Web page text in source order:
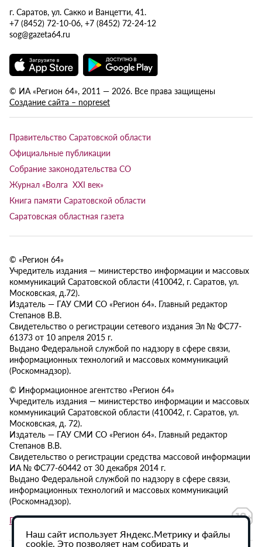
г. Саратов, ул. Сакко и Ванцетти, 41.
+7 (8452) 72-10-06, +7 (8452) 72-24-12
sog@gazeta64.ru
© ИА «Регион 64», 2011 — 2026. Все права защищены
Создание сайта – nopreset
Правительство Саратовской области
Официальные публикации
Собрание законодательства СО
Журнал «Волга XXI век»
Книга памяти Саратовской области
Саратовская областная газета
© «Регион 64»
Учредитель издания — министерство информации и массовых
коммуникаций Саратовской области (410042, г. Саратов, ул.
Московская, д.72).
Издатель — ГАУ СМИ СО «Регион 64». Главный редактор
Степанов В.В.
Свидетельство о регистрации сетевого издания Эл № ФС77-
61373 от 10 апреля 2015 г.
Выдано Федеральной службой по надзору в сфере связи,
информационных технологий и массовых коммуникаций
(Роскомнадзор).
© Информационное агентство «Регион 64»
Учредитель издания — министерство информации и массовых
коммуникаций Саратовской области (410042, г. Саратов, ул.
Московская, д. 72).
Издатель — ГАУ СМИ СО «Регион 64». Главный редактор
Степанов В.В.
Свидетельство о регистрации средства массовой информации
ИА № ФС77-60442 от 30 декабря 2014 г.
Выдано Федеральной службой по надзору в сфере связи,
информационных технологий и массовых коммуникаций
(Роскомнадзор).
Политика в отношении обработки персональных данных
Наш сайт использует Яндекс.Метрику и файлы
cookie. Это позволяет нам собирать и